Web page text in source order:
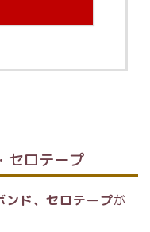
セロテープ
ンド、セロテープが